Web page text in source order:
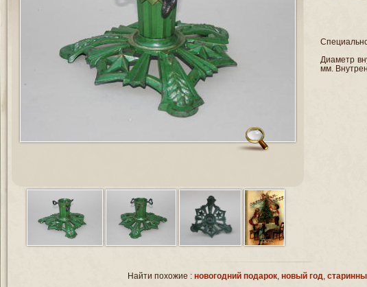
Диаметр
мм.
Найти похожие : новогодний подарок, новый год